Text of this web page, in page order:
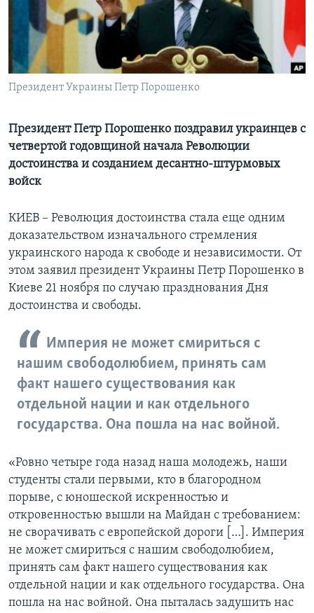
Learning English
СОЦИАЛЬНЫЕ СЕТИ
Языки
Президент Украины Петр Порошенко
Президент Петр Порошенко поздравил украинцев с
четвертой годовщиной начала Революции
достоинства и созданием десантно-штурмовых
войск
КИЕВ – Революция достоинства стала еще одним
доказательством изначального стремления
украинского народа к свободе и независимости. От
этом заявил президент Украины Петр Порошенко в
Киеве 21 ноября по случаю празднования Дня
достоинства и свободы.
Империя не может смириться с
нашим свободолюбием, принять сам
факт нашего существования как
отдельной нации и как отдельного
государства. Она пошла на нас войной.
«Ровно четыре года назад наша молодежь, наши
студенты стали первыми, кто в благородном
порыве, с юношеской искренностью и
откровенностью вышли на Майдан с требованием:
не сворачивать с европейской дороги […]. Империя
не может смириться с нашим свободолюбием,
принять сам факт нашего существования как
отдельной нации и как отдельного государства. Она
пошла на нас войной. Она пыталась задушить нас